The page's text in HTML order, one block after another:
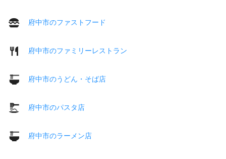
府中市のファストフード
府中市のファミリーレストラン
府中市のうどん・そば店
府中市のパスタ店
府中市のラーメン店